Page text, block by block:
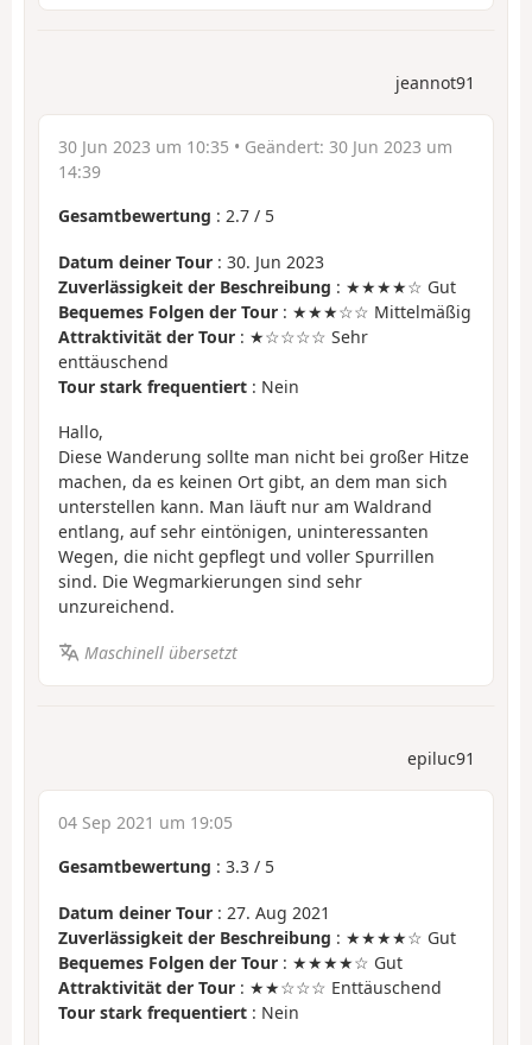
jeannot91
30 Jun 2023 um 10:35 • Geändert: 30 Jun 2023 um
14:39
Gesamtbewertung : 2.7 / 5
Datum deiner Tour : 30. Jun 2023
Zuverlässigkeit der Beschreibung : ★★★★☆ Gut
Bequemes Folgen der Tour : ★★★☆☆ Mittelmäßig
Attraktivität der Tour : ★☆☆☆☆ Sehr
enttäuschend
Tour stark frequentiert : Nein
Hallo,
Diese Wanderung sollte man nicht bei großer Hitze
machen, da es keinen Ort gibt, an dem man sich
unterstellen kann. Man läuft nur am Waldrand
entlang, auf sehr eintönigen, uninteressanten
Wegen, die nicht gepflegt und voller Spurrillen
sind. Die Wegmarkierungen sind sehr
unzureichend.
Maschinell übersetzt
epiluc91
04 Sep 2021 um 19:05
Gesamtbewertung : 3.3 / 5
Datum deiner Tour : 27. Aug 2021
Zuverlässigkeit der Beschreibung : ★★★★☆ Gut
Bequemes Folgen der Tour : ★★★★☆ Gut
Attraktivität der Tour : ★★☆☆☆ Enttäuschend
Tour stark frequentiert : Nein